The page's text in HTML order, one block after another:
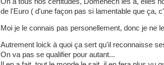
de l'Euro ( d'une façon pas si lamentable que ça,
Moi je le connais pas personellement, donc je ne
Autrement loick à quoi ça sert qu'il reconnaisse
On va pas se qualifier pour autant...